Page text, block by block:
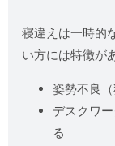
寝違えは一時的
い方には特徴が
姿勢不良（
デスクワ
る